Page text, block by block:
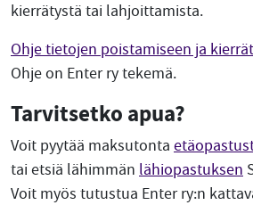
kierrätystä tai lahjoittamista.
Ohje tietojen poistamiseen ja
Ohje on Enter ry tekemä.
Tarvitsetko apua?
Voit pyytää maksutonta
tai etsiä lähimmän lähiopastuksen
Voit myös tutustua Enter ry:n